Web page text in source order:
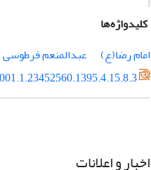
کلیدواژه‌ها
امام رضا(ع)
عبدالمنعم فرطوسی
اخبار و اعلانات